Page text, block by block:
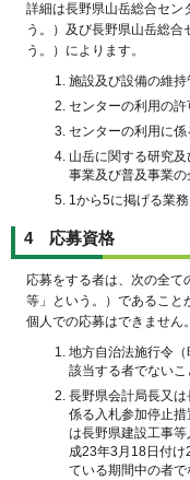
詳細は長野県山岳総合セン
う。）及び長野県山岳総
う。）によります。
施設及び設備の維
センターの利用の
センターの利用に
山岳に関する研究
事業及び普及事業
1から5に掲げる業
4 応募資格
応募をする者は、次の全て
等」という。）であること
個人での応募はできません。
地方自治法施行令
該当する者でないこ
長野県会計局長又
係る入札参加停止
は長野県建設工事
成23年3月18日付
ている期間中の者で